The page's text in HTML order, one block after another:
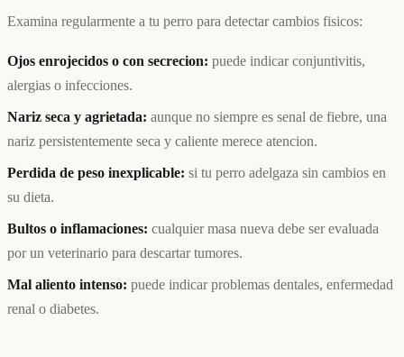
Examina regularmente a tu perro para detectar cambios fisicos:
Ojos enrojecidos o con secrecion: puede indicar conjuntivitis,
alergias o infecciones.
Nariz seca y agrietada: aunque no siempre es senal de fiebre, una
nariz persistentemente seca y caliente merece atencion.
Perdida de peso inexplicable: si tu perro adelgaza sin cambios en
su dieta.
Bultos o inflamaciones: cualquier masa nueva debe ser evaluada
por un veterinario para descartar tumores.
Mal aliento intenso: puede indicar problemas dentales, enfermedad
renal o diabetes.